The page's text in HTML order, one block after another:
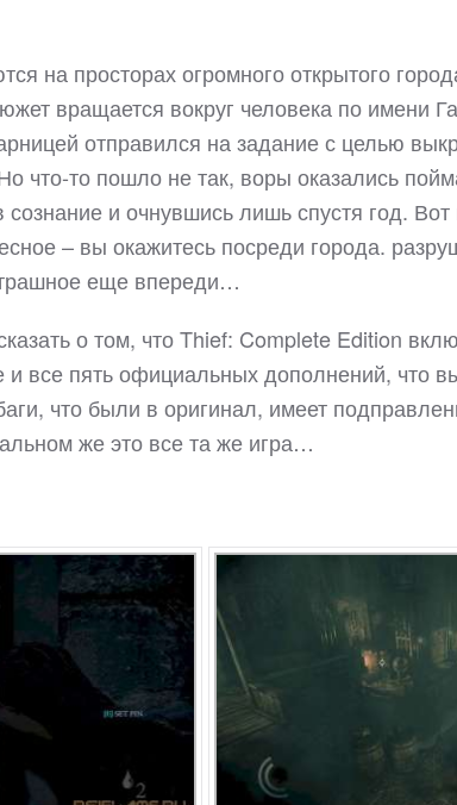
на просторах огромного открытого
вращается вокруг человека по имени
отправился на задание с целью
что-то пошло не так, воры оказались
сознание и очнувшись лишь спустя год.
– вы окажитесь посреди города.
еще впереди…
о том, что Thief: Complete Edition
и все пять официальных дополнений, что
что были в оригинал, имеет
же это все та же игра…